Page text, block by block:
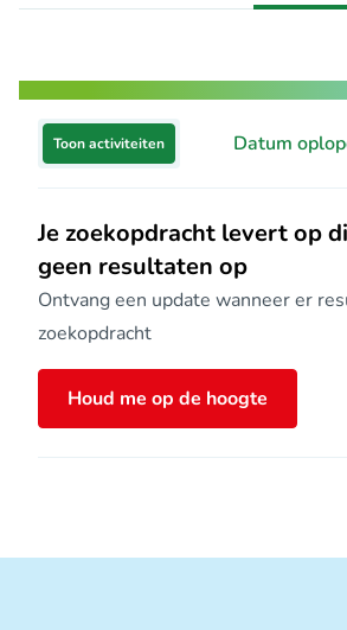
Toon activiteiten Datum
Je zoekopdracht levert op
geen resultaten op
Ontvang een update wanneer er
zoekopdracht
Houd me op de hoogte